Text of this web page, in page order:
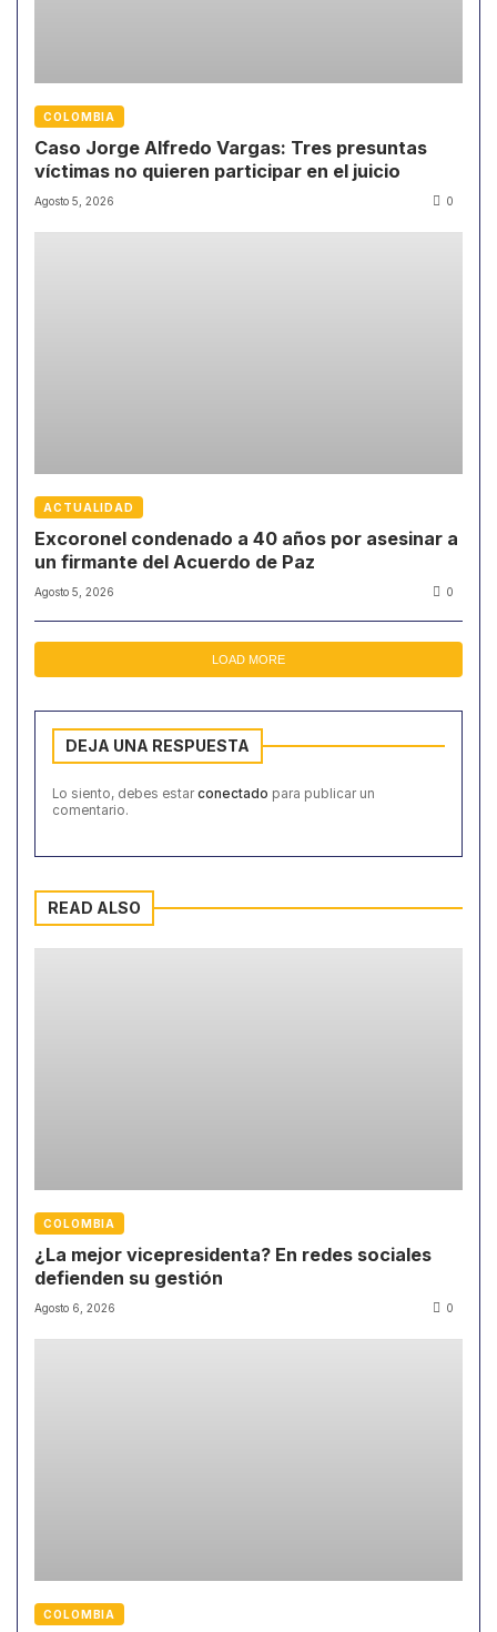
COLOMBIA
Caso Jorge Alfredo Vargas: Tres presuntas
víctimas no quieren participar en el juicio
Agosto 5, 2026 0
ACTUALIDAD
Excoronel condenado a 40 años por asesinar a
un firmante del Acuerdo de Paz
Agosto 5, 2026 0
LOAD MORE
DEJA UNA RESPUESTA
Lo siento, debes estar conectado para publicar un
comentario.
READ ALSO
COLOMBIA
¿La mejor vicepresidenta? En redes sociales
defienden su gestión
Agosto 6, 2026 0
COLOMBIA